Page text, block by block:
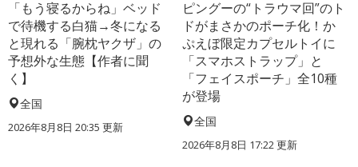
「もう寝るからね」ベッド
で待機する白猫→冬になる
と現れる「腕枕ヤクザ」の
予想外な生態【作者に聞
く】
全国
2026年8月8日 20:35 更新
ピングーの“トラウマ回”のト
ドがまさかのポーチ化！か
ぷえぼ限定カプセルトイに
「スマホストラップ」と
「フェイスポーチ」全10種
が登場
全国
2026年8月8日 17:22更新